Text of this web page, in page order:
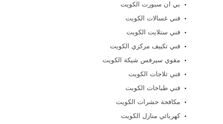
بي ان سبورت الكويت
فني غسالات الكويت
فني ستلايت الكويت
فني تكييف مركزي الكويت
مقوي سيرفس شيكة الكويت
فني ثلاجات الكويت
فني طباخات الكويت
مكافحة حشرات الكويت
كهربائي منازل الكويت